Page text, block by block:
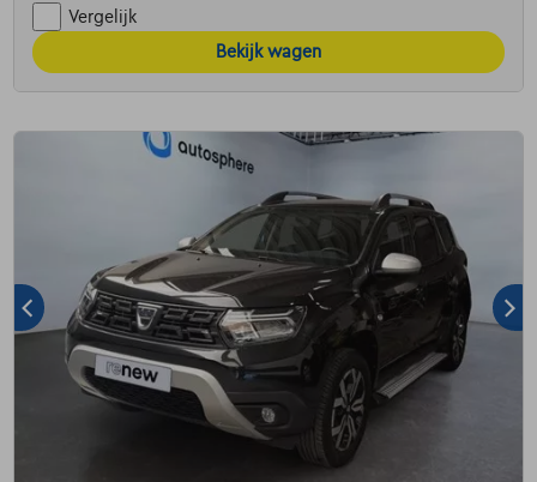
Vergelijk
Bekijk wagen